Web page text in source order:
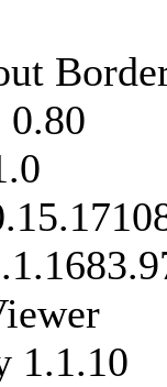
0.80
1.1.10